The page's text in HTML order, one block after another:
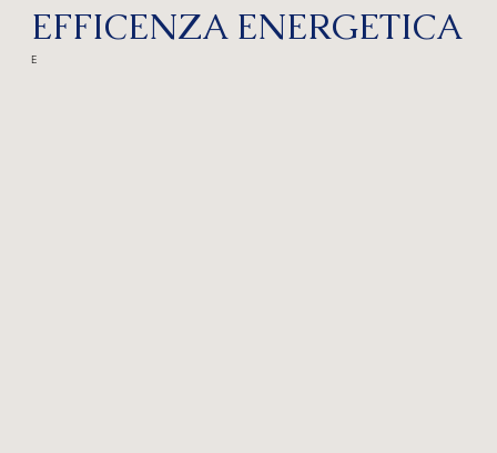
EFFICENZA ENERGETICA
E